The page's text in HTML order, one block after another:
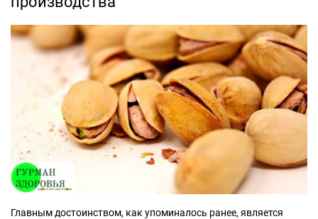
Главным достоинством, как упоминалось ранее, является